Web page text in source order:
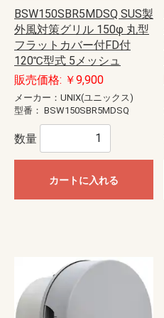
BSW150SBR5MDSQ SUS製
外風対策グリル 150φ 丸型
フラットカバー付FD付
120℃型式 5メッシュ
販売価格: ￥9,900
メーカー：UNIX(ユニックス)
型番： BSW150SBR5MDSQ
数量
カートに入れる